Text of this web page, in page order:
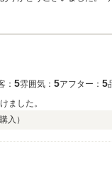
： 5雰囲気： 5アフター： 5
ました。
購入）